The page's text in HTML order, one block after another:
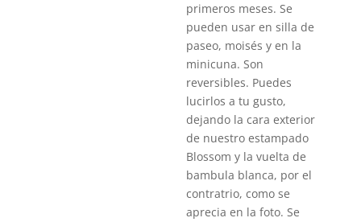
primeros meses. Se
pueden usar en silla de
paseo, moisés y en la
minicuna. Son
reversibles. Puedes
lucirlos a tu gusto,
dejando la cara exterior
de nuestro estampado
Blossom y la vuelta de
bambula blanca, por el
contratrio, como se
aprecia en la foto. Se